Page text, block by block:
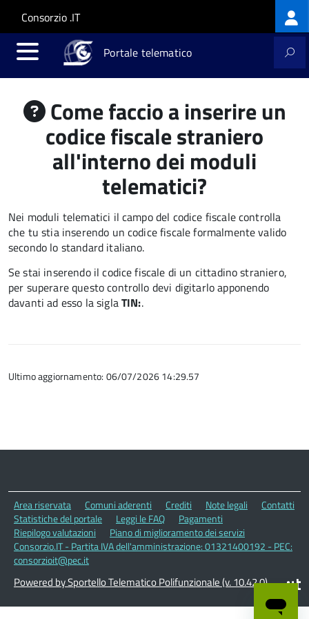
Salta al contenuto principale
Skip to site navigation
Consorzio .IT
Portale telematico
Come faccio a inserire un
codice fiscale straniero
all'interno dei moduli
telematici?
Nei moduli telematici il campo del codice fiscale controlla
che tu stia inserendo un codice fiscale formalmente valido
secondo lo standard italiano.
Se stai inserendo il codice fiscale di un cittadino straniero,
per superare questo controllo devi digitarlo apponendo
davanti ad esso la siglaTIN:.
Ultimo aggiornamento: 06/07/2026 14:29.57
Area riservata Comuni aderenti Crediti Note legali
Contatti
Statistiche del portale
Leggi le FAQ
Pagamenti
Riepilogo valutazioni
Piano di miglioramento dei servizi
Consorzio.IT - Partita IVA dell'amministrazione: 01321400192 - PEC:
consorzioit@pec.it
Powered by Sportello Telematico Polifunzionale (v. 10.42.0)